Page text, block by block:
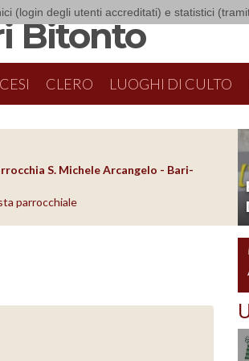
(login degli utenti accreditati) e statistici
Bitonto
CLERO LUOGHI DI CULTO
S. Michele Arcangelo - Bari-
parrocchiale
8/10/